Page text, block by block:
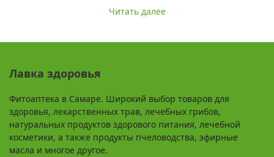
Читать далее
Лавка здоровья
Фитоаптека в Самаре. Широкий выбор товаров для
здоровья, лекарственных трав, лечебных грибов,
натуральных продуктов здорового питания, лечебной
косметики, а также продукты пчеловодства, эфирные
масла и многое другое.